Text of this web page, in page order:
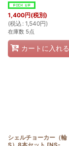
1,400円(税別)
(税込 : 1,540円)
在庫数 5点
カートに入れる
シェルチョーカー（輪